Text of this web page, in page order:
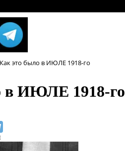
Как это было в ИЮЛЕ 1918-го
в ИЮЛЕ 1918-го